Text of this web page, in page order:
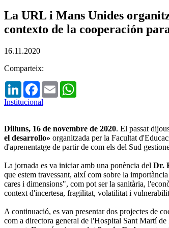
La URL i Mans Unides
contexto de la cooperación
16.11.2020
Comparteix:
LinkedInFacebook
Email
Institucional
Dilluns, 16 de novembre de 2020. El passat
el desarrollo» organitzada per la Facultat
d'aprenentatge de partir de com els del Sud
La jornada es va iniciar amb una ponència del Dr.
que estem travessant, així com sobre la
cares i dimensions", com pot ser la sanitària,
context d'incertesa, fragilitat, volatilitat i
A continuació, es van presentar dos projectes de
com a directora general de l'Hospital Sant Martí